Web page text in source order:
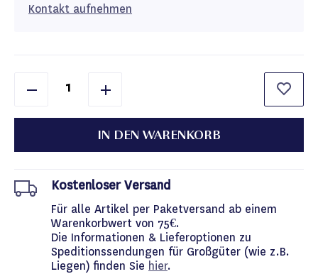
Kontakt aufnehmen
IN DEN WARENKORB
Kostenloser Versand
Für alle Artikel per Paketversand ab einem
Warenkorbwert von 75€.
Die Informationen & Lieferoptionen zu
Speditionssendungen für Großgüter (wie z.B.
Liegen) finden Sie hier.